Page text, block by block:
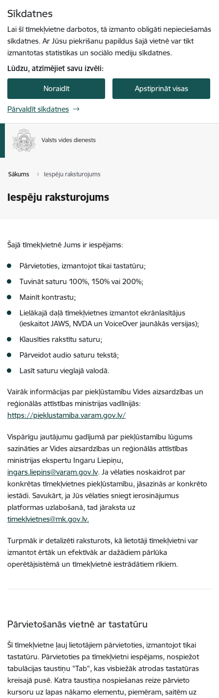
Sīkdatnes
Lai šī tīmekļvietne darbotos, tā izmanto obligāti nepieciešamās
sīkdatnes. Ar Jūsu piekrišanu papildus šajā vietnē var tikt
izmantotas statistikas un sociālo mediju sīkdatnes.
Lūdzu, atzīmējiet savu izvēli:
Noraidīt Apstiprināt visas
Pārvaldīt sīkdatnes
Sākums Iespēju raksturojums
Iespēju raksturojums
Šajā tīmekļvietnē Jums ir iespējams:
Pārvietoties, izmantojot tikai tastatūru;
Tuvināt saturu 100%, 150% vai 200%;
Mainīt kontrastu;
Lielākajā daļā tīmekļvietnes izmantot ekrānlasītājus
(ieskaitot JAWS, NVDA un VoiceOver jaunākās versijas);
Klausīties rakstītu saturu;
Pārveidot audio saturu tekstā;
Lasīt saturu vieglajā valodā.
Vairāk informācijas par piekļūstamību Vides aizsardzības un
reģionālās attīstības ministrijas vadlīnijās:
https://pieklustamiba.varam.gov.lv/
Vispārīgu jautājumu gadījumā par piekļūstamību lūgums
sazināties ar Vides aizsardzības un reģionālās attīstības
ministrijas ekspertu Ingaru Liepiņu,
ingars.liepins@varam.gov.lv. Ja vēlaties noskaidrot par
konkrētas tīmekļvietnes piekļūstamību, jāsazinās ar konkrēto
iestādi. Savukārt, ja Jūs vēlaties sniegt ierosinājumus
platformas uzlabošanā, tad jāraksta uz
timeklvietnes@mk.gov.lv.
Turpmāk ir detalizēti raksturots, kā lietotāji tīmekļvietni var
izmantot ērtāk un efektīvāk ar dažādiem pārlūka
operētājsistēmā un tīmekļvietnē iestrādātiem rīkiem.
Pārvietošanās vietnē ar tastatūru
Šī tīmekļvietne ļauj lietotājiem pārvietoties, izmantojot tikai
tastatūru. Pārvietoties pa tīmekļvietni iespējams, nospiežot
tabulācijas taustiņu "Tab", kas visbiežāk atrodas tastatūras
kreisajā pusē. Katra taustiņa nospiešanas reize pārvieto
kursoru uz lapas nākamo elementu, piemēram, saitēm uz